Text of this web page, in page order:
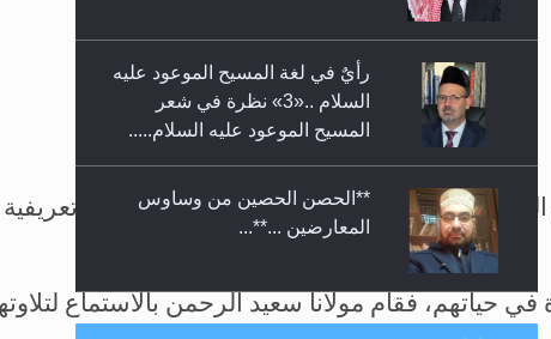
والمبلغ المسؤول في سيراليون)، الذي قام بتقديم نبذة تعريفية
حياتهم، فقام مولانا سعيد الرحمن بالاستماع
رأيٌ في لغة المسيح الموعود عليه
السلام ..«3» نظرة في شعر
المسيح الموعود عليه السلام.....
**الحصن الحصين من وساوس
المعارضين ...**...
متطلَّبات التّحريك الجديد...